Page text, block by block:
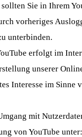
Sie in Ihrem
vorheriges
unterbinden.
erfolgt im
unserer
Interesse im Sinne
mit
von YouTube unter: